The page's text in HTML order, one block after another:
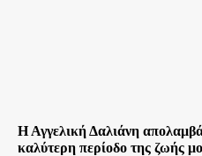
Η Αγγελική Δαλιάνη
καλύτερη περίοδο της ζωής